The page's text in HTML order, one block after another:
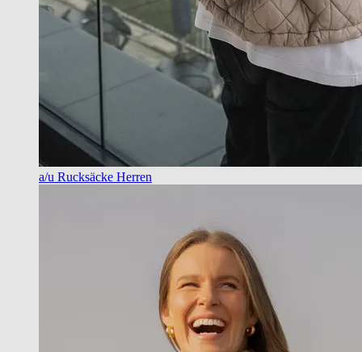
a/u Rucksäcke Herren